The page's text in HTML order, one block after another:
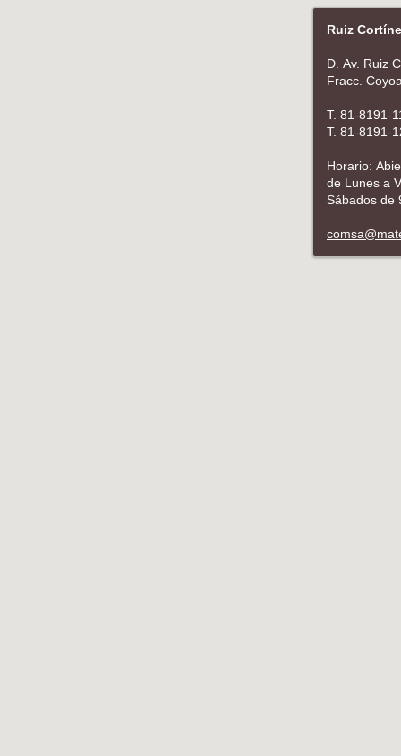
Ruiz
D. Av. Ruiz
Fracc.
T. 81-8191-
T. 81-8191-
Horario:
de Lunes a
Sábados de